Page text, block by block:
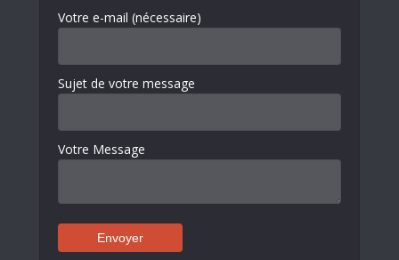
Votre e-mail (nécessaire)
Sujet de votre message
Votre Message